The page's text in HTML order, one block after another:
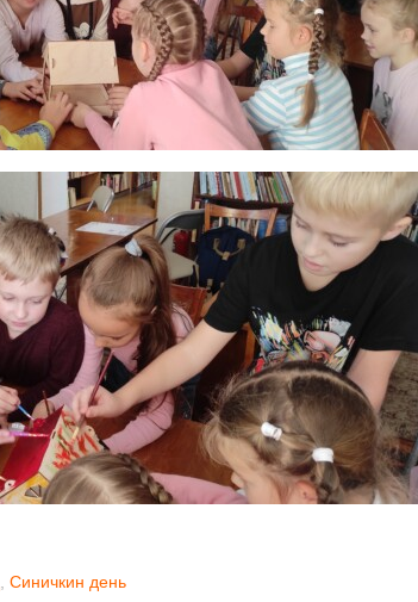
Синичкин день